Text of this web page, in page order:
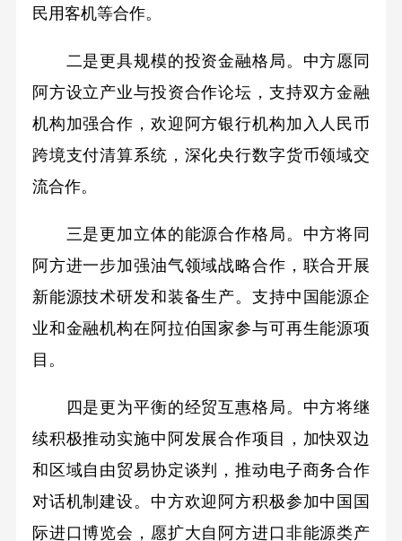
民用客机等合作。
二是更具规模的投资金融格局。中方愿同
阿方设立产业与投资合作论坛，支持双方金融
机构加强合作，欢迎阿方银行机构加入人民币
跨境支付清算系统，深化央行数字货币领域交
流合作。
三是更加立体的能源合作格局。中方将同
阿方进一步加强油气领域战略合作，联合开展
新能源技术研发和装备生产。支持中国能源企
业和金融机构在阿拉伯国家参与可再生能源项
目。
四是更为平衡的经贸互惠格局。中方将继
续积极推动实施中阿发展合作项目，加快双边
和区域自由贸易协定谈判，推动电子商务合作
对话机制建设。中方欢迎阿方积极参加中国国
际进口博览会，愿扩大自阿方进口非能源类产